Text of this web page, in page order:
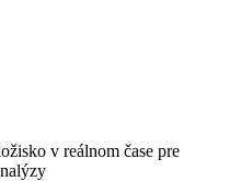
v reálnom čase pre